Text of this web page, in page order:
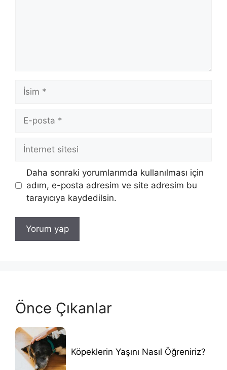
İsim
posta
İnternet
sitesi
Daha sonraki yorumlarımda kullanılması için
adım, e-posta adresim ve site adresim bu
tarayıcıya kaydedilsin.
Önce Çıkanlar
Köpeklerin Yaşını Nasıl Öğreniriz?